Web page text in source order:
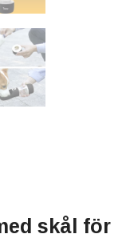
skål för